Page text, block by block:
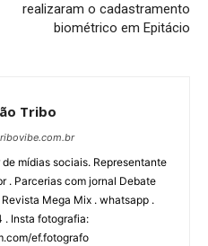
realizaram o cadastramento
biométrico em Epitácio
Tribo
mídias sociais. Representante
. Parcerias com jornal Debate
Mega Mix . whatsapp .
. Insta fotografia:
ef.fotografo